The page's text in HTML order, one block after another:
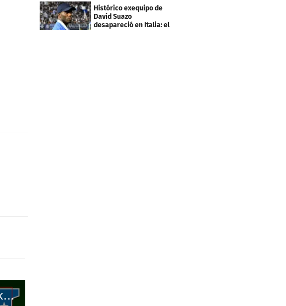
Costa Rica cae mientras Honduras escala en el ranking FIFA de Selecciones tras eliminatorias
sus planes con el
Mundial
Histórico exequipo de
David Suazo
desapareció en Italia: el